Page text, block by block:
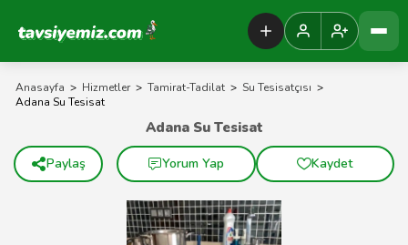
Tavsiyemiz Anasayfa
Anasayfa > Hizmetler > Tamirat-Tadilat > Su Tesisatçısı >
Adana Su Tesisat
Adana Su Tesisat
Paylaş Yorum Yap Kaydet